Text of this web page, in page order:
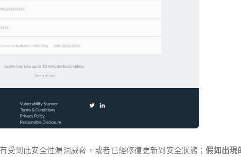
受到此安全性漏洞威脅，或者已經修復更新到安全狀態；假如出現